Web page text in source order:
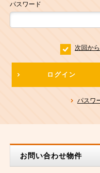
パスワード
次回か
ログイン
パスワ
お問い合わせ物件